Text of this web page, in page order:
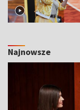
Najnowsze